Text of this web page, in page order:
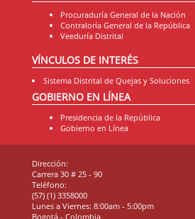
Procuraduría General de la Nación
Contraloría General de la República
Veeduría Distrital
VÍNCULOS DE INTERÉS
Sistema Distrital de Quejas y Soluciones
GOBIERNO EN LÍNEA
Presidencia de la República
Gobierno en Línea
Dirección:
Carrera 30 # 25 - 90
Teléfono:
(57) (1) 3358000
Lunes a Viernes: 8:00am - 5:00pm
Bogotá - Colombia